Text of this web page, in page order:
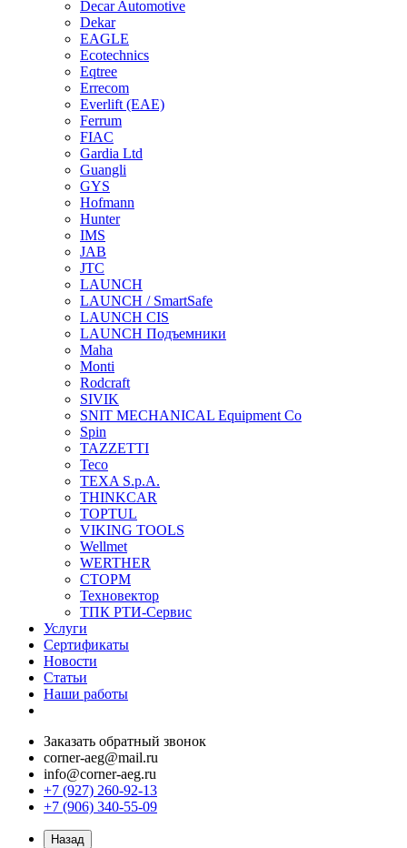
Decar Automotive
Dekar
EAGLE
Ecotechnics
Eqtree
Errecom
Everlift (EAE)
Ferrum
FIAC
Gardia Ltd
Guangli
GYS
Hofmann
Hunter
IMS
JAB
JTC
LAUNCH
LAUNCH / SmartSafe
LAUNCH CIS
LAUNCH Подъемники
Maha
Monti
Rodcraft
SIVIK
SNIT MECHANICAL Equipment Co
Spin
TAZZETTI
Teco
TEXA S.p.A.
THINKCAR
TOPTUL
VIKING TOOLS
Wellmet
WERTHER
СТОРМ
Техновектор
ТПК РТИ-Сервис
Услуги
Сертификаты
Новости
Статьи
Наши работы
Заказать обратный звонок
corner-aeg@mail.ru
info@corner-aeg.ru
+7 (927) 260-92-13
+7 (906) 340-55-09
Назад